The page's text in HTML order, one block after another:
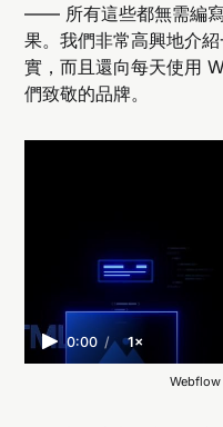
—— 所有這些都無需編
果。我們非常高興地介
實，而且還向每天使用
們致敬的品牌。
0:00 / 1×
Webflow